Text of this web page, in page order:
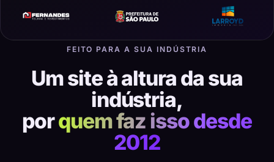
FEITO PARA A SUA INDÚSTRIA
Um site à altura da sua
indústria,
porquem faz isso desde
2012